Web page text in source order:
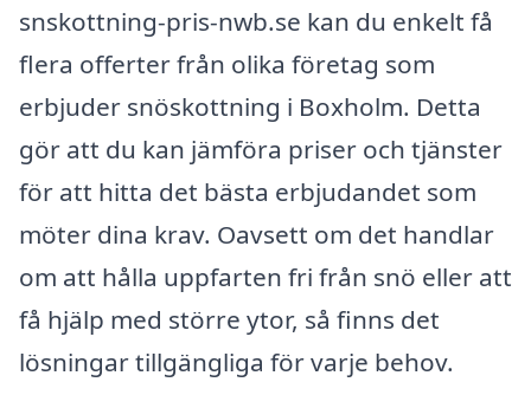
snskottning-pris-nwb.se kan du enkelt få
flera offerter från olika företag som
erbjuder snöskottning i Boxholm. Detta
gör att du kan jämföra priser och tjänster
för att hitta det bästa erbjudandet som
möter dina krav. Oavsett om det handlar
om att hålla uppfarten fri från snö eller att
få hjälp med större ytor, så finns det
lösningar tillgängliga för varje behov.